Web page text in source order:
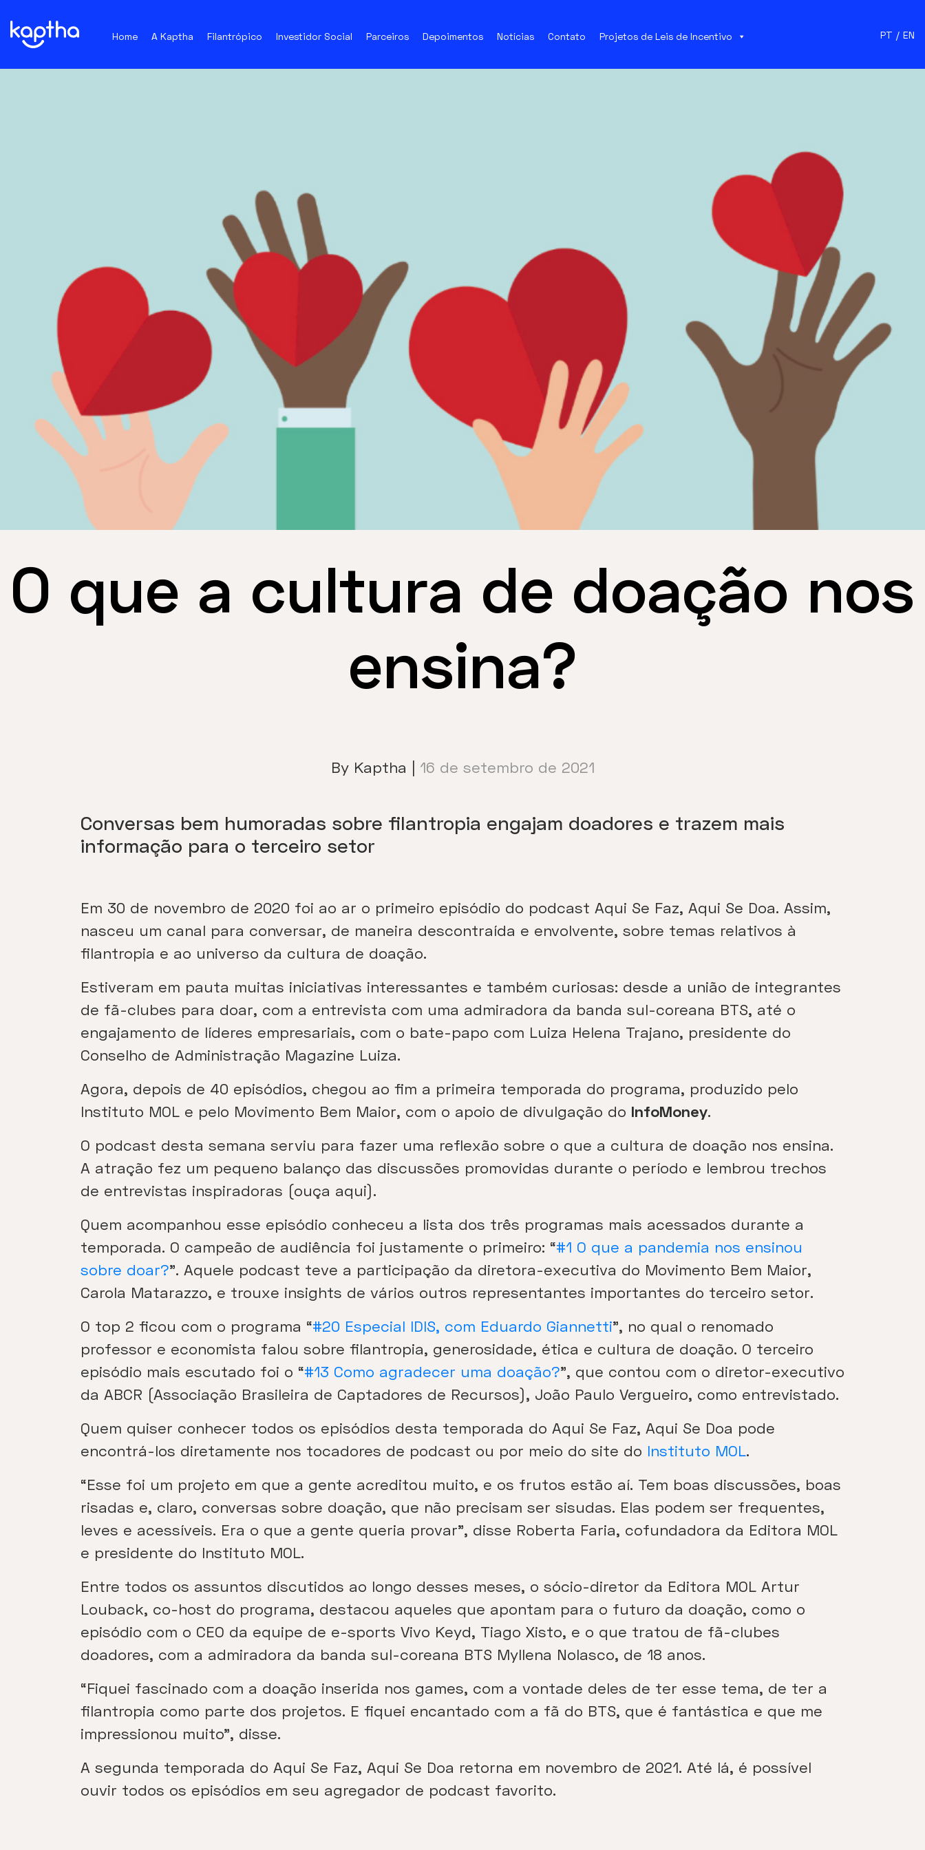
Home A Kaptha Filantrópico Investidor Social Parceiros Depoimentos Notícias Contato Projetos de Leis de Incentivo PT / EN
O que a cultura de doação nos
ensina?
By Kaptha | 16 de setembro de 2021
Conversas bem humoradas sobre filantropia engajam doadores e trazem mais
informação para o terceiro setor
Em 30 de novembro de 2020 foi ao ar o primeiro episódio do podcast Aqui Se Faz, Aqui Se Doa. Assim,
nasceu um canal para conversar, de maneira descontraída e envolvente, sobre temas relativos à
filantropia e ao universo da cultura de doação.
Estiveram em pauta muitas iniciativas interessantes e também curiosas: desde a união de integrantes
de fã-clubes para doar, com a entrevista com uma admiradora da banda sul-coreana BTS, até o
engajamento de líderes empresariais, com o bate-papo com Luiza Helena Trajano, presidente do
Conselho de Administração Magazine Luiza.
Agora, depois de 40 episódios, chegou ao fim a primeira temporada do programa, produzido pelo
Instituto MOL e pelo Movimento Bem Maior, com o apoio de divulgação do InfoMoney.
O podcast desta semana serviu para fazer uma reflexão sobre o que a cultura de doação nos ensina.
A atração fez um pequeno balanço das discussões promovidas durante o período e lembrou trechos
de entrevistas inspiradoras (ouça aqui).
Quem acompanhou esse episódio conheceu a lista dos três programas mais acessados durante a
temporada. O campeão de audiência foi justamente o primeiro: “#1 O que a pandemia nos ensinou
sobre doar?”. Aquele podcast teve a participação da diretora-executiva do Movimento Bem Maior,
Carola Matarazzo, e trouxe insights de vários outros representantes importantes do terceiro setor.
O top 2 ficou com o programa “#20 Especial IDIS, com Eduardo Giannetti”, no qual o renomado
professor e economista falou sobre filantropia, generosidade, ética e cultura de doação. O terceiro
episódio mais escutado foi o “#13 Como agradecer uma doação?”, que contou com o diretor-executivo
da ABCR (Associação Brasileira de Captadores de Recursos), João Paulo Vergueiro, como entrevistado.
Quem quiser conhecer todos os episódios desta temporada do Aqui Se Faz, Aqui Se Doa pode
encontrá-los diretamente nos tocadores de podcast ou por meio do site do Instituto MOL.
“Esse foi um projeto em que a gente acreditou muito, e os frutos estão aí. Tem boas discussões, boas
risadas e, claro, conversas sobre doação, que não precisam ser sisudas. Elas podem ser frequentes,
leves e acessíveis. Era o que a gente queria provar”, disse Roberta Faria, cofundadora da Editora MOL
e presidente do Instituto MOL.
Entre todos os assuntos discutidos ao longo desses meses, o sócio-diretor da Editora MOL Artur
Louback, co-host do programa, destacou aqueles que apontam para o futuro da doação, como o
episódio com o CEO da equipe de e-sports Vivo Keyd, Tiago Xisto, e o que tratou de fã-clubes
doadores, com a admiradora da banda sul-coreana BTS Myllena Nolasco, de 18 anos.
“Fiquei fascinado com a doação inserida nos games, com a vontade deles de ter esse tema, de ter a
filantropia como parte dos projetos. E fiquei encantado com a fã do BTS, que é fantástica e que me
impressionou muito”, disse.
A segunda temporada do Aqui Se Faz, Aqui Se Doa retorna em novembro de 2021. Até lá, é possível
ouvir todos os episódios em seu agregador de podcast favorito.